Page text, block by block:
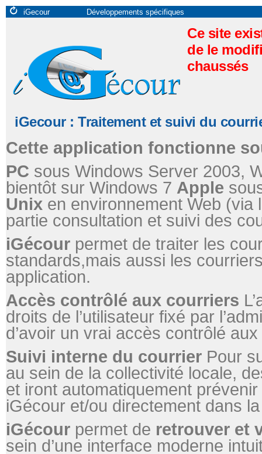
iGecour Développements spécifiques
Ce site
de le
chaussés
iGecour : Traitement et suivi du
Cette application fonctionne
PC sous Windows Server 2003,
bientôt sur Windows 7 Apple
Unix en environnement Web
partie consultation et suivi des
iGécour permet de traiter les
standards,mais aussi les
application.
Accès contrôlé aux courriers
droits de l’utilisateur fixé par
d’avoir un vrai accès contrôlé
Suivi interne du courrier Pour
au sein de la collectivité locale,
et iront automatiquement
iGécour et/ou directement dans
iGécour permet de retrouver et
sein d’une interface moderne